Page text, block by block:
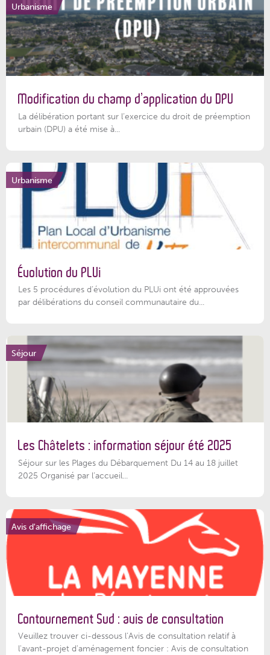
Urbanisme
Modification du champ d’application du DPU
La délibération portant sur l’exercice du droit de préemption
urbain (DPU) a été mise à...
Urbanisme
Évolution du PLUi
Les 5 procédures d’évolution du PLUi ont été approuvées
par délibérations du conseil communautaire du...
Séjour
Les Châtelets : information séjour été 2025
Séjour sur les Plages du Débarquement Du 14 au 18 juillet
2025 Organisé par l’accueil...
Avis d'affichage
Contournement Sud : avis de consultation
Veuillez trouver ci-dessous l’Avis de consultation relatif à
l'avant-projet d'aménagement foncier : Avis de consultation